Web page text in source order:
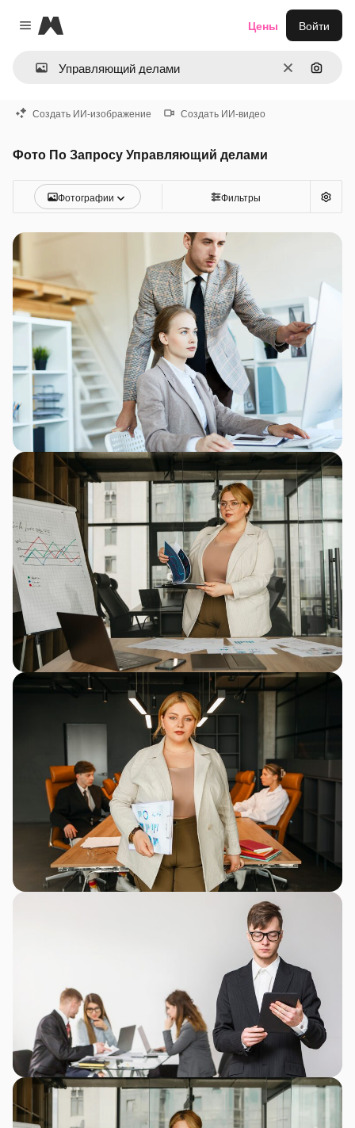
Close menu
Magnific
ОчиститьПоиск
Цены Войти
Создать ИИ-изображение Создать ИИ-видео
Фото По Запросу Управляющий делами
Фотографии Фильтры